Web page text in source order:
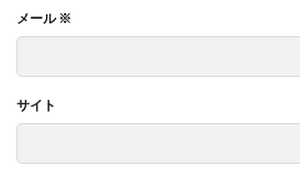
メール※
サイト